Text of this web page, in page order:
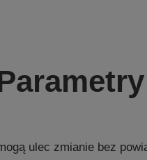
ulec zmianie bez